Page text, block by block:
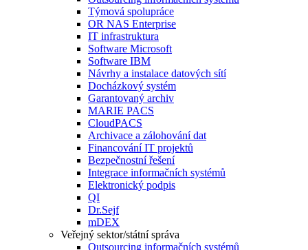
Týmová spolupráce
OR NAS Enterprise
IT infrastruktura
Software Microsoft
Software IBM
Návrhy a instalace datových sítí
Docházkový systém
Garantovaný archiv
MARIE PACS
CloudPACS
Archivace a zálohování dat
Financování IT projektů
Bezpečnostní řešení
Integrace informačních systémů
Elektronický podpis
QI
Dr.Sejf
mDEX
Veřejný sektor/státní správa
Outsourcing informačních systémů